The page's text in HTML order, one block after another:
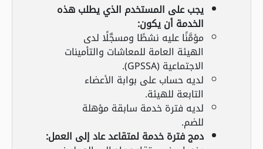
يجب على المستخدم الذي يطلب هذه
الخدمة أن يكون:
مؤمَّنًا عليه نشطًا ومسجَّلًا لدى
الهيئة العامة للمعاشات والتأمينات
الاجتماعية (GPSSA).
لديه حساب على بوابة الأعضاء
التابعة للهيئة.
لديه فترة خدمة سابقة مؤهلة
للضم.
دمج فترة خدمة لمتقاعد عاد إلى العمل: